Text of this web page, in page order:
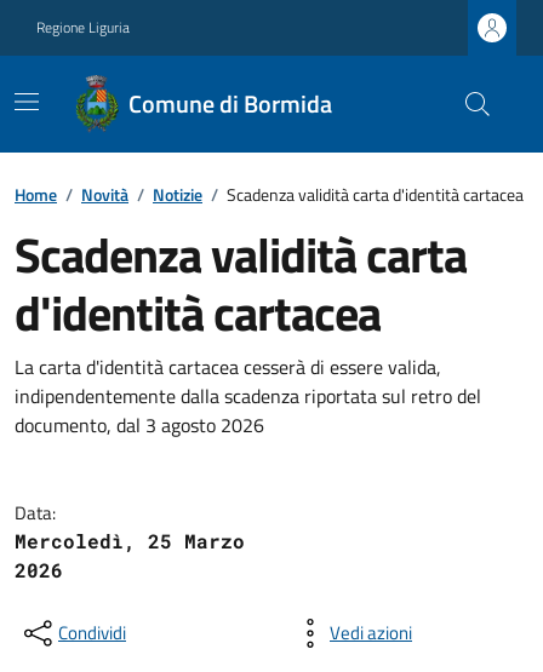
Regione Liguria
Comune di Bormida
Home / Novità / Notizie / Scadenza validità carta d'identità cartacea
Scadenza validità carta
d'identità cartacea
La carta d'identità cartacea cesserà di essere valida,
indipendentemente dalla scadenza riportata sul retro del
documento, dal 3 agosto 2026
Data:
Mercoledì, 25 Marzo
2026
Condividi Vedi azioni